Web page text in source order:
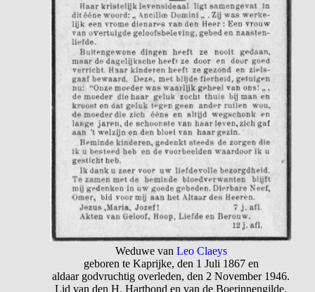
Weduwe van Leo Claeys
geboren te Kaprijke, den 1 Juli 1867 en
aldaar godvruchtig overleden, den 2 November 1946.
Lid van den H. Hartbond en van de Boerinnengilde.